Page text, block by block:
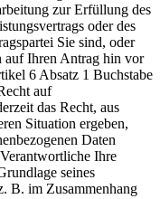
zur Erfüllung des
oder des
Sie sind, oder
auf Ihren Antrag hin vor
6 Absatz 1 Buchstabe
auf
das Recht, aus
Situation ergeben,
Daten
Ihre
seines
B. im Zusammenhang